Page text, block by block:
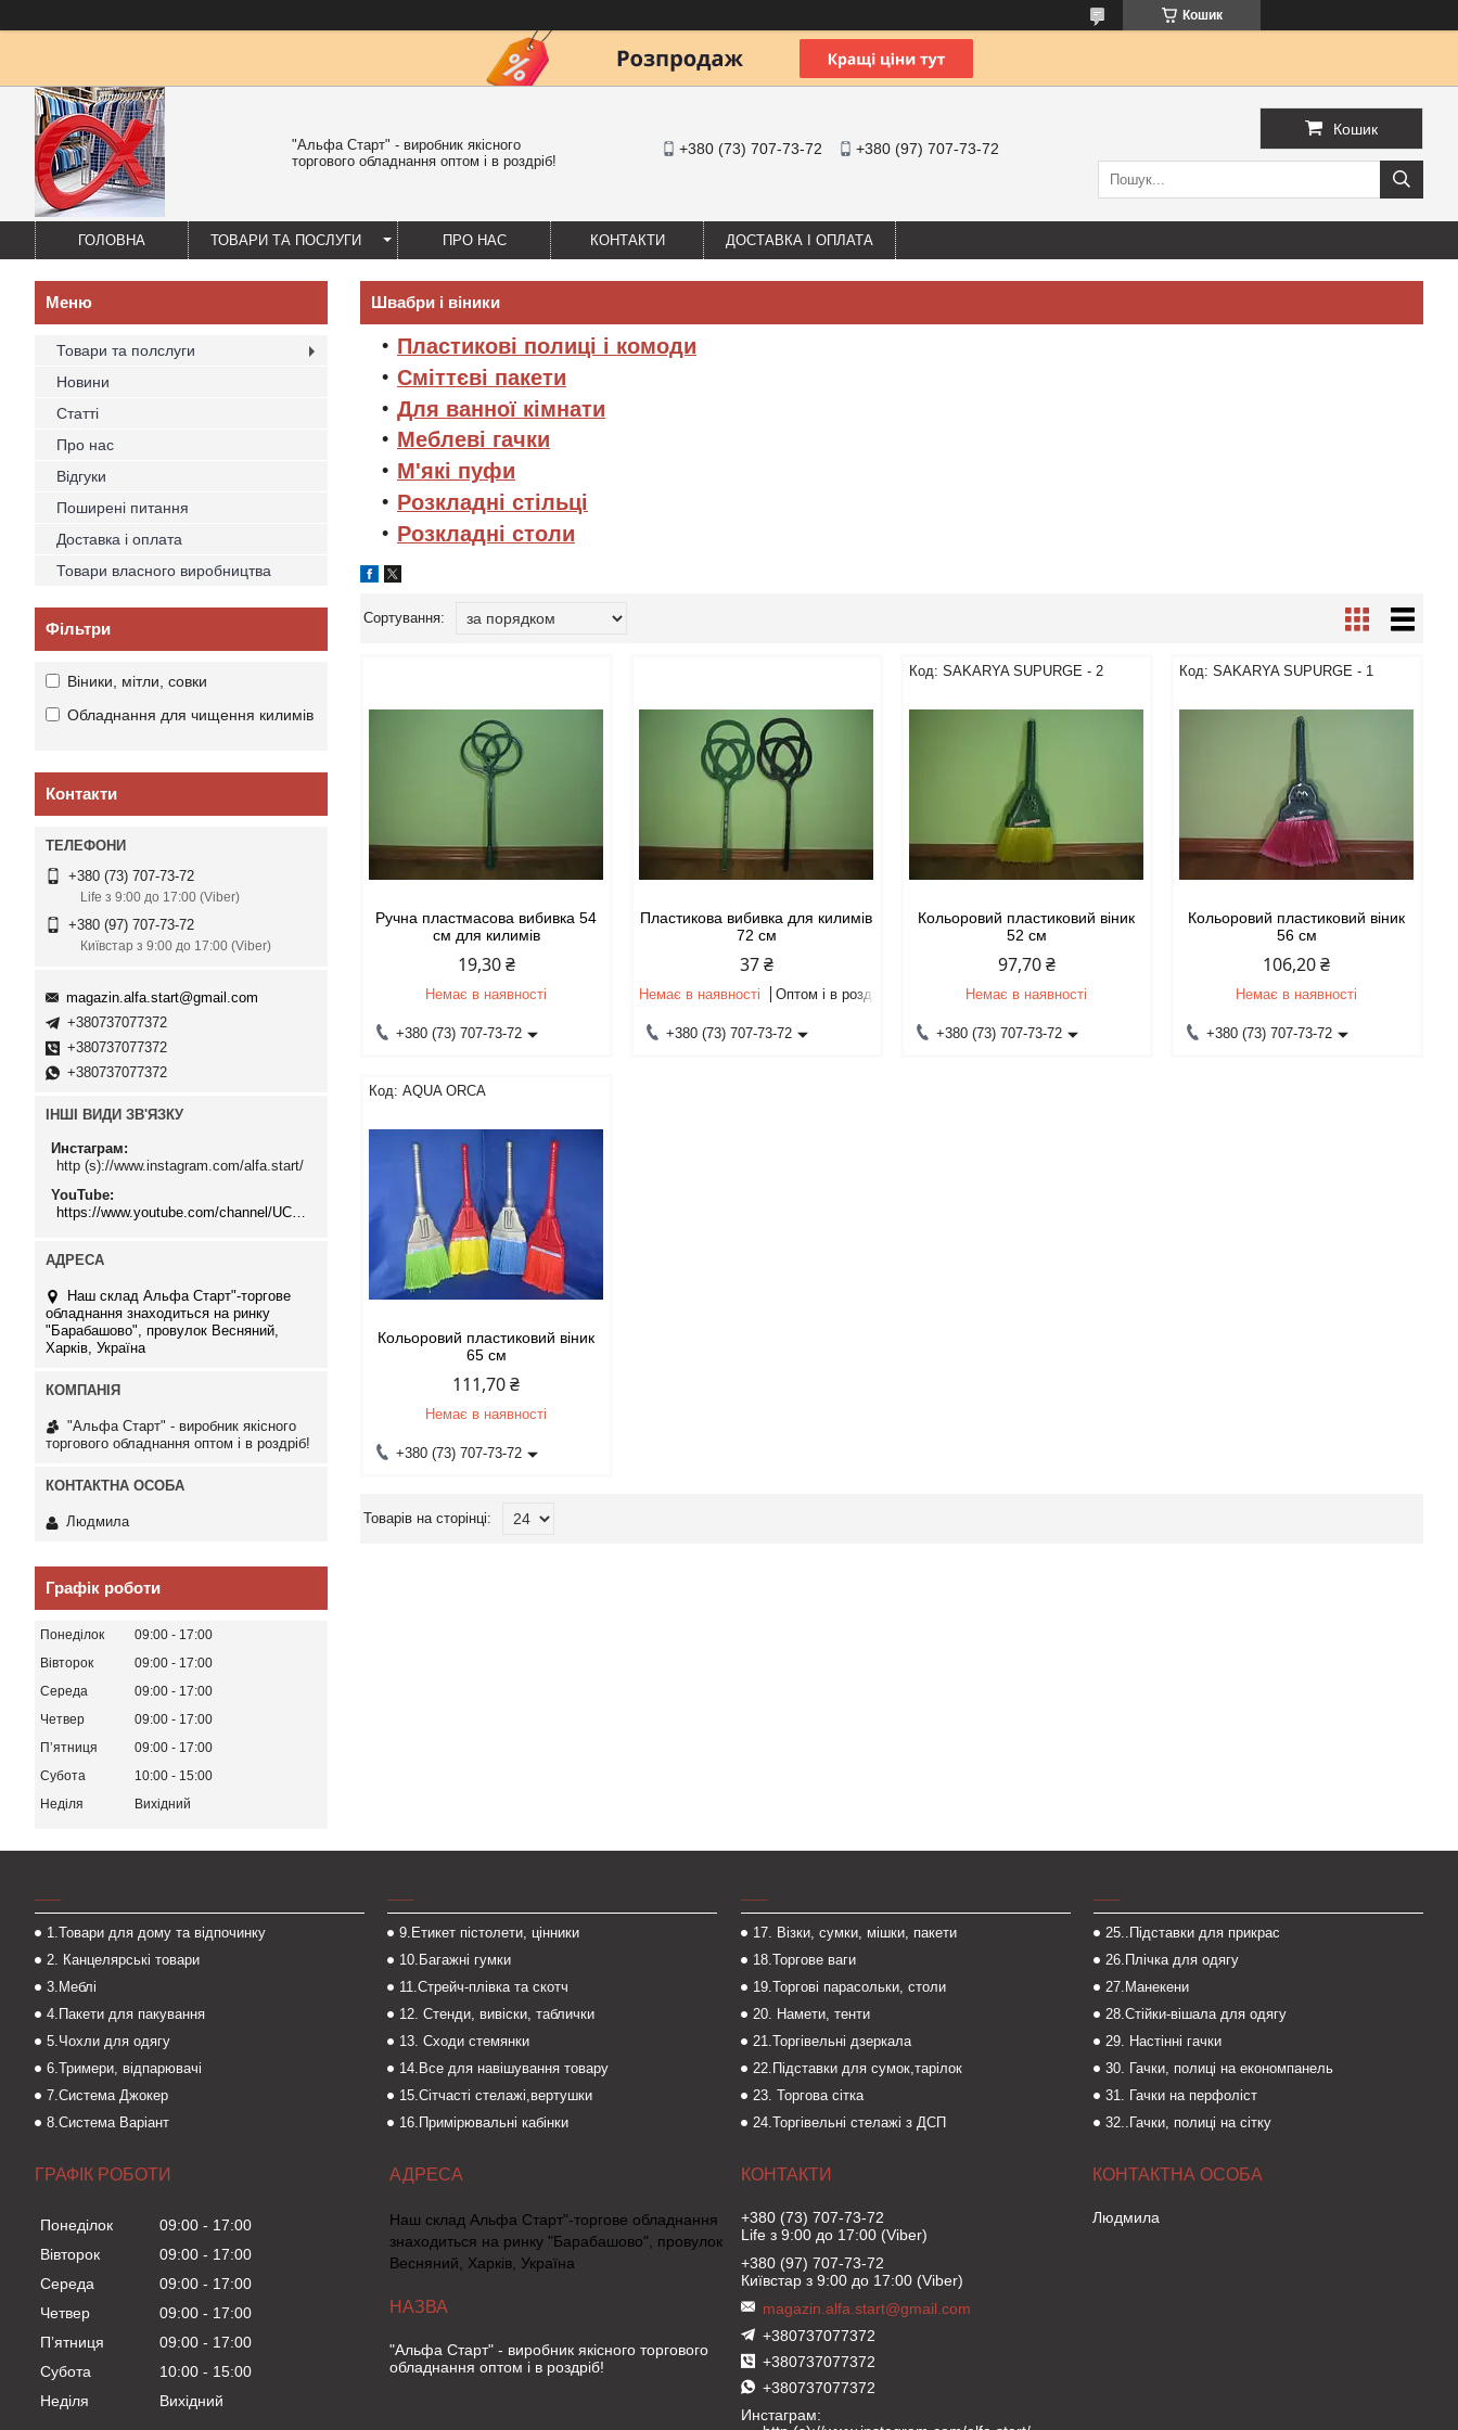
Кошик
"Альфа Старт" - виробник якісного
торгового обладнання оптом і в роздріб!
+380 (73) 707-73-72 +380 (97) 707-73-72
Кошик
ГОЛОВНА ТОВАРИ ТА ПОСЛУГИ ПРО НАС КОНТАКТИ ДОСТАВКА І ОПЛАТА
Швабри і віники
Пластикові полиці і комоди
Сміттєві пакети
Для ванної кімнати
Меблеві гачки
М'які пуфи
Розкладні стільці
Розкладні столи
Ручна пластмасова вибивка 54
см для килимів
19,30 ₴
Немає в наявності
+380 (73) 707-73-72
Пластикова вибивка для килимів
72 см
37 ₴
Немає в наявності Оптом і в роздріб
+380 (73) 707-73-72
SAKARYA SUPURGE - 2
Кольоровий пластиковий віник
52 см
97,70 ₴
Немає в наявності
+380 (73) 707-73-72
SAKARYA SUPURGE - 1
Кольоровий пластиковий віник
56 см
106,20 ₴
Немає в наявності
+380 (73) 707-73-72
AQUA ORCA
Кольоровий пластиковий віник
65 см
111,70 ₴
Немає в наявності
+380 (73) 707-73-72
Товари та полслуги
Новини
Статті
Про нас
Відгуки
Поширені питання
Доставка і оплата
Товари власного виробництва
Фільтри
Віники, мітли, совки
Обладнання для чищення килимів
Контакти
+380 (73) 707-73-72
Life з 9:00 до 17:00 (Viber)
+380 (97) 707-73-72
Київстар з 9:00 до 17:00 (Viber)
magazin.alfa.start@gmail.com
+380737077372
+380737077372
+380737077372
ІНШІ ВИДИ ЗВ'ЯЗКУ
Инстаграм
http (s)://www.instagram.com/alfa.start/
YouTube
Наш склад Альфа Старт"-торгове
обладнання знаходиться на ринку
"Барабашово", провулок Весняний,
Харків, Україна
"Альфа Старт" - виробник якісного
торгового обладнання оптом і в роздріб!
Людмила
Графік роботи
Понеділок 09:00
17:00
Вівторок
09:00
17:00
Середа
09:00
17:00
Четвер
09:00
17:00
Пʼятниця
09:00
17:00
Субота
10:00
15:00
Неділя
Вихідний
1.Товари для дому та відпочинку
2. Канцелярські товари
3.Меблі
4.Пакети для пакування
5.Чохли для одягу
6.Тримери, відпарювачі
7.Система Джокер
8.Система Варіант
9.Етикет пістолети, цінники
10.Багажні гумки
11.Стрейч-плівка та скотч
12. Стенди, вивіски, таблички
13. Сходи стемянки
14.Все для навішування товару
15.Сітчасті стелажі,вертушки
16.Примірювальні кабінки
17. Візки, сумки, мішки, пакети
18.Торгове ваги
19.Торгові парасольки, столи
20. Намети, тенти
21.Торгівельні дзеркала
22.Підставки для сумок,тарілок
23. Торгова сітка
24.Торгівельні стелажі з ДСП
25..Підставки для прикрас
26.Плічка для одягу
27.Манекени
28.Стійки-вішала для одягу
29. Настінні гачки
30. Гачки, полиці на економпанель
31. Гачки на перфоліст
32..Гачки, полиці на сітку
ГРАФІК РОБОТИ
Понеділок 09:00
17:00
Вівторок
09:00
17:00
Середа
09:00
17:00
Четвер
09:00
17:00
Пʼятниця
09:00
17:00
Субота
10:00
15:00
Неділя
Вихідний
Наш склад Альфа Старт"-торгове обладнання
знаходиться на ринку "Барабашово", провулок
Весняний, Харків, Україна
"Альфа Старт" - виробник якісного торгового
обладнання оптом і в роздріб!
+380 (73) 707-73-72
Life з 9:00 до 17:00 (Viber)
+380 (97) 707-73-72
Київстар з 9:00 до 17:00 (Viber)
magazin.alfa.start@gmail.com
+380737077372
+380737077372
+380737077372
Инстаграм
Людмила